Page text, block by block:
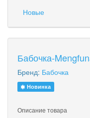
Новые
Бабочка-
Бренд: Бабочка
Новинка
Описание товара